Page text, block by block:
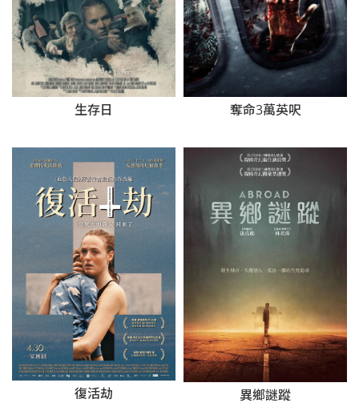
生存日 奪命3萬英呎
復活劫 異鄉謎蹤